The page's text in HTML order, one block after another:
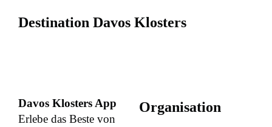
Destination Davos Klosters
Davos Klosters App
Erlebe das Beste von
Organisation